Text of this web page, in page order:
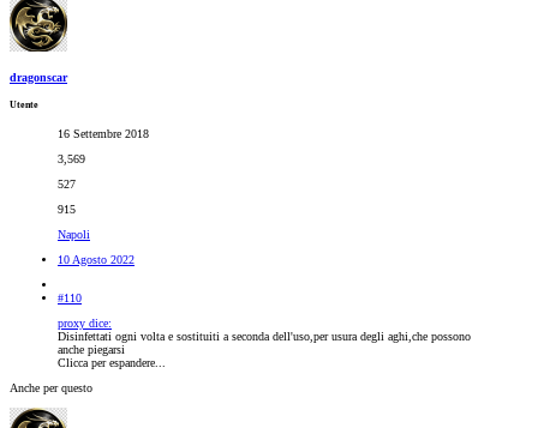
dragonscar
Utente
16 Settembre 2018
3,569
527
915
Napoli
10 Agosto 2022
#110
proxy dice:
Disinfettati ogni volta e sostituiti a seconda dell'uso,per usura degli aghi,che possono
anche piegarsi
Clicca per espandere...
Anche per questo